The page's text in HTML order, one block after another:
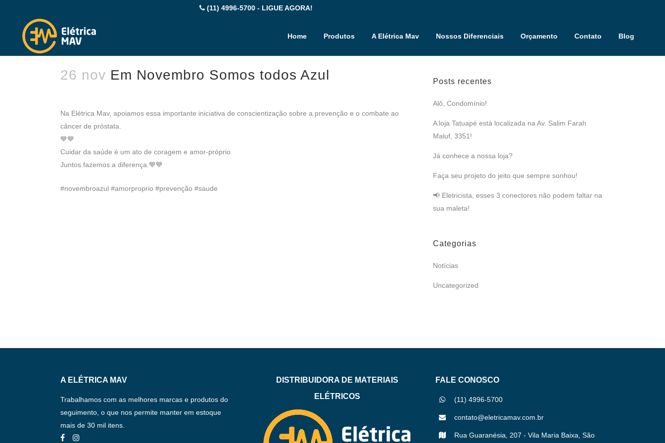
(11) 4996-5700 - LIGUE AGORA!
Home Produtos A Elétrica Mav Nossos Diferenciais Orçamento Contato Blog
26 nov Em Novembro Somos todos Azul
Na Elétrica Mav, apoiamos essa importante iniciativa de conscientização sobre a prevenção e o combate ao
câncer de próstata.
💙💙
Cuidar da saúde é um ato de coragem e amor-próprio.
Juntos fazemos a diferença.💙💙
#novembroazul #amorproprio #prevenção #saude
Posts recentes
Alô, Condomínio!
A loja Tatuapé está localizada na Av. Salim Farah
Maluf, 3351!
Já conhece a nossa loja?
Faça seu projeto do jeito que sempre sonhou!
📢 Eletricista, esses 3 conectores não podem faltar na
sua maleta!
Categorias
Notícias
Uncategorized
A ELÉTRICA MAV
Trabalhamos com as melhores marcas e produtos do
seguimento, o que nos permite manter em estoque
mais de 30 mil itens.
DISTRIBUIDORA DE MATERIAIS
ELÉTRICOS
FALE CONOSCO
(11) 4996-5700
contato@eletricamav.com.br
Rua Guaranésia, 207 - Vila Maria Baixa, São